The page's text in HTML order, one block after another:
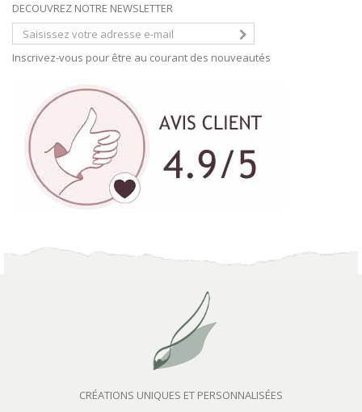
DECOUVREZ NOTRE NEWSLETTER
Inscrivez-vous pour être au courant des nouveautés
CRÉATIONS UNIQUES ET PERSONNALISÉES